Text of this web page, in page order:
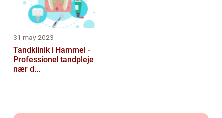
31 may 2023
Tandklinik i Hammel -
Professionel tandpleje
nær d...